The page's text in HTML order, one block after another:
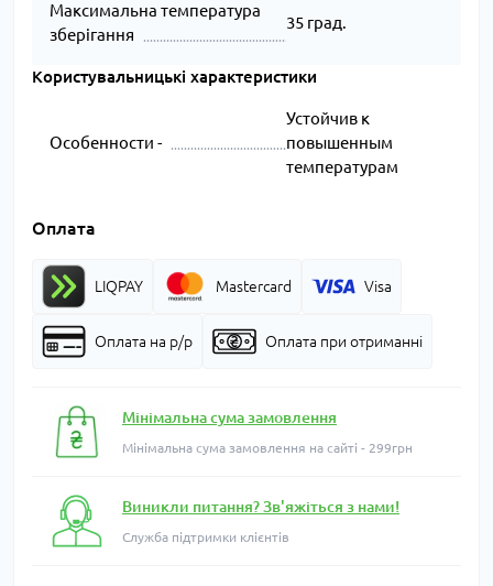
Максимальна температура
зберігання
35 град.
Користувальницькі характеристики
Особенности -
Устойчив к
повышенным
температурам
Оплата
LIQPAY Mastercard Visa
Оплата на р/р Оплата при отриманні
Мінімальна сума замовлення
Мінімальна сума замовлення на сайті - 299грн
Виникли питання? Зв'яжіться з нами!
Служба підтримки клієнтів